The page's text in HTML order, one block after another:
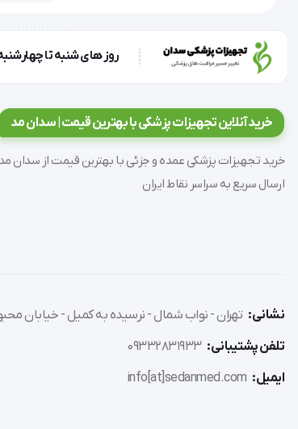
نقاط ضعف:
نداشتن حافظه داخلی: این ترازو قابلیت ذخیره
را پیگیری کنید، نیاز به استفاده از روش‌های دیگری
برای به دست آوردن نتایج دقیق‌تر، در هنگام
توصیه می‌شود که همیشه در همان زمان روز و با
روز های شنبه تا چهارشنبه از ساعت 9 الی 17 و روز
خرید آنلاین تجهیزات پزشکی با بهترین قیمت | سدان مد
ارسال سریع به سراسر نقاط ایران
نشانی: تهران - نواب شمال - نرسیده به کمیل - خیابان
تلفن پشتیبانی: 09332831933
ایمیل: info[at]sedanmed.com